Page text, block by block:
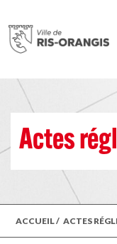
Actes
ACCUEIL/ ACTES